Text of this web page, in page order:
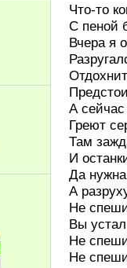
Что-то
С пеной
Вчера я
А
Греют
Там
И
Да
А
Не
Вы
Не
Не